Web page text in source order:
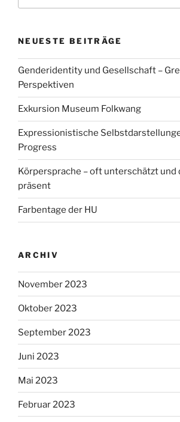
NEUESTE BEITRÄGE
Genderidentity und Gesellschaft –
Perspektiven
Exkursion Museum Folkwang
Expressionistische
Progress
Körpersprache – oft unterschätzt und
präsent
Farbentage der HU
ARCHIV
November 2023
Oktober 2023
September 2023
Juni 2023
Mai 2023
Februar 2023